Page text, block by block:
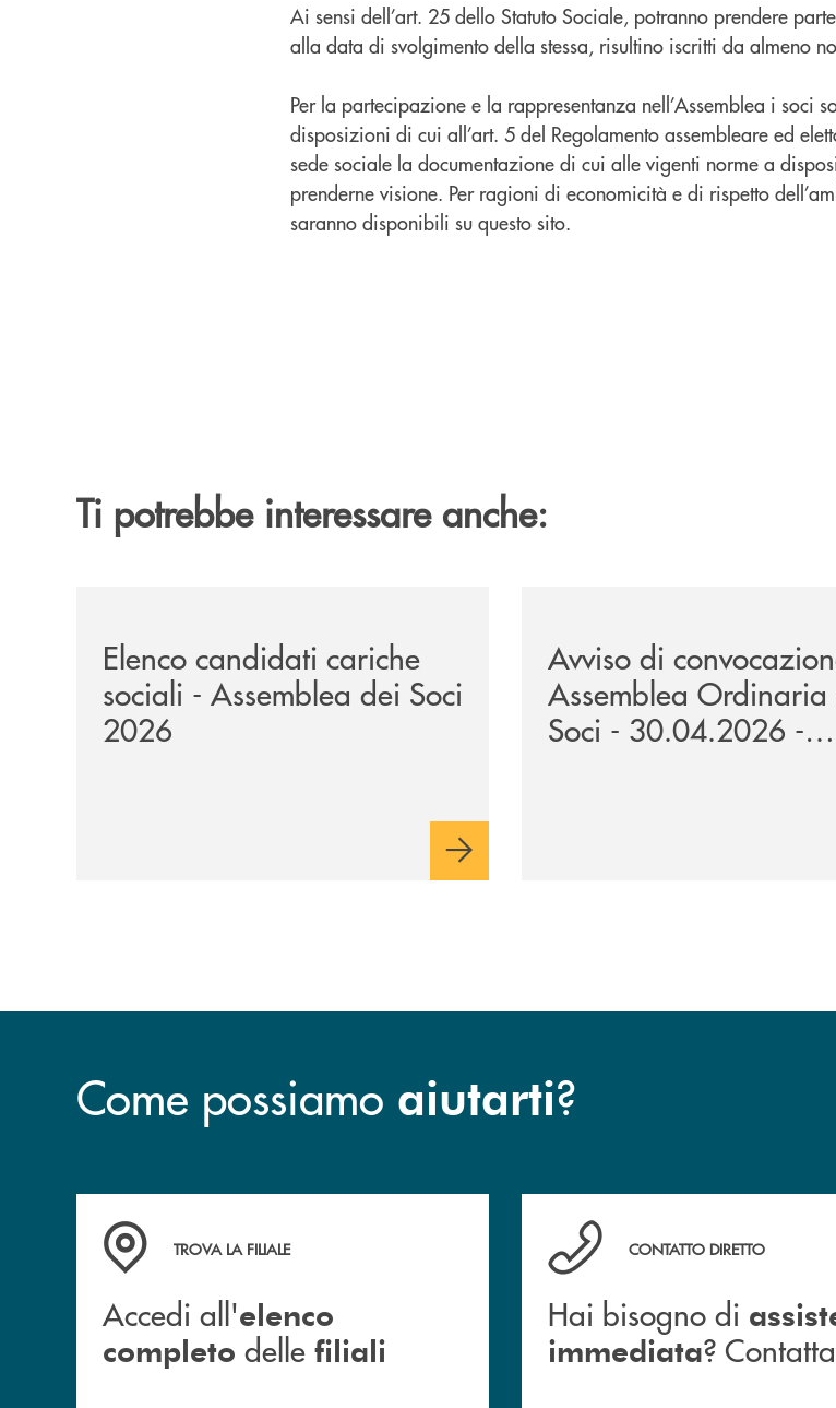
Ai sensi dell’art. 25 dello Statuto Sociale, potranno prendere
alla data di svolgimento della stessa, risultino iscritti da almeno
Per la partecipazione e la rappresentanza nell’Assemblea i soci
disposizioni di cui all’art. 5 del Regolamento assembleare ed
sede sociale la documentazione di cui alle vigenti norme a
prenderne visione. Per ragioni di economicità e di rispetto
saranno disponibili su questo sito.
Ti potrebbe interessare anche:
Elenco candidati cariche
sociali - Assemblea dei Soci
2026
Avviso di
Assemblea Ordinaria
Soci - 30.04.2026 -
Come possiamo aiutarti?
Accedi all' elenco completo delle filiali
TROVA LA FILIALE
Accedi all'elenco
completo delle filiali
Hai bisogno di assistenza
CONTATTO DIRETTO
Hai bisogno di
immediata?